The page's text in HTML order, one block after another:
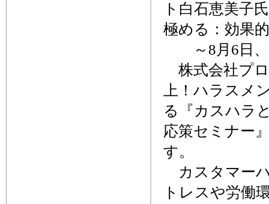
ト白石恵美子
極める：効果
～8月6日、
株式会社プ
上！ハラスメ
る『カスハラ
応策セミナー
す。
カスタマー
トレスや労働